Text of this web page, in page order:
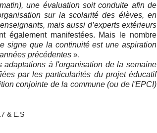
une évaluation soit conduite afin de
sur la scolarité des élèves, en
mais aussi d’experts extérieurs
également manifestées. Mais le nombre
signe que la continuité est une aspiration
précédentes ».
adaptations à l'organisation de la semaine
par les particularités du projet éducatif
conjointe de la commune (ou de l'EPCI)
& E.S